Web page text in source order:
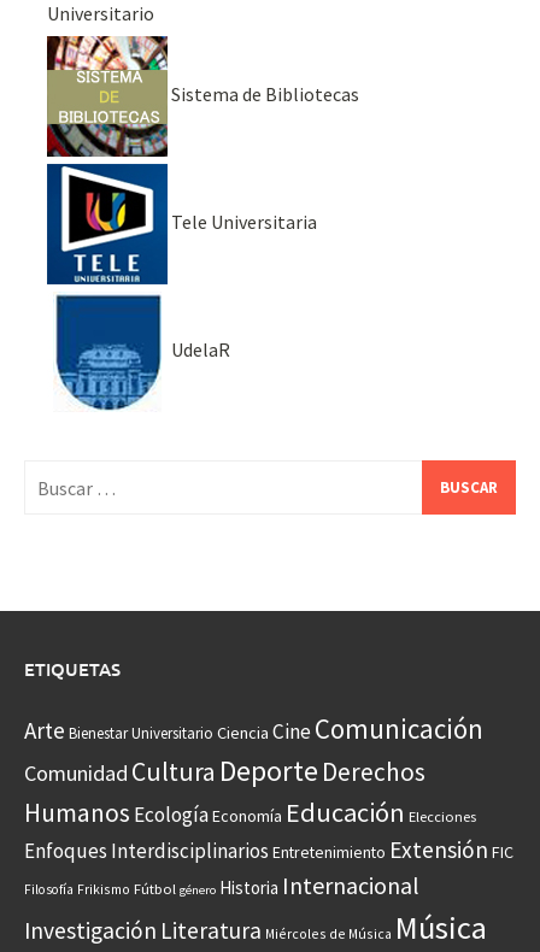
Universitario
Sistema de Bibliotecas
Tele Universitaria
UdelaR
ETIQUETAS
Arte Bienestar Universitario Ciencia CineComunicación
Comunidad Cultura Deporte Derechos
Humanos EcologíaEconomía Educación Elecciones
Enfoques Interdisciplinarios Entretenimiento Extensión FIC
Filosofía Frikismo Fútbol género Historia Internacional
Investigación Literatura Miércoles de Música Música